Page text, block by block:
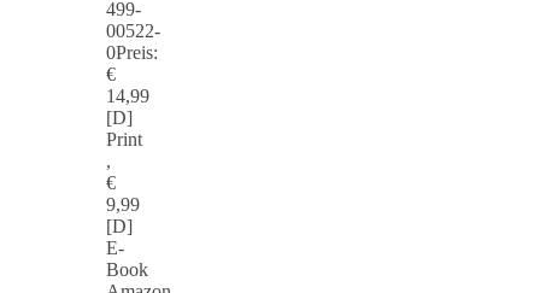
499-
00522-
0Preis:
€
14,99
[D]
Print
,
€
9,99
[D]
E-
Book